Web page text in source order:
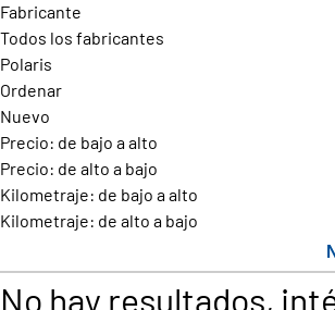
Fabricante
Todos los fabricantes
Polaris
Ordenar
Nuevo
Precio: de bajo a alto
Precio: de alto a bajo
Kilometraje: de bajo a alto
Kilometraje: de alto a bajo
No hay resultados,